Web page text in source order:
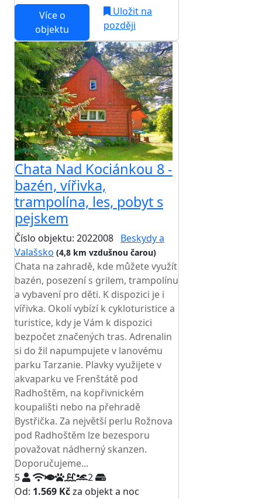
Více o
objektu
Uložit na
později
Chata Nad Kociánkou 8 -
bazén, vířivka,
trampolína, les, pobyt s
pejskem
Číslo objektu: 2022008 Beskydy a
Valašsko (4,8 km vzdušnou čarou)
Chata na zahradě, kde můžete využít
bazén, posezení s grilem, trampolínu
a vybavení pro děti. K dispozici je i
vířivka. Okolí vybízí k cykloturistice a
turistice, kdy je Vám k dispozici
bezpočet značených tras. Adrenalin
si do žil napumpujete v lanovému
parku Tarzanie. Plavky využijete v
akvaparku ve Frenštátě pod
Radhoštěm, na kopřivnickém
koupališti nebo na přehradě
Bystřička. Za největší perlu Rožnova
pod Radhoštěm lze bezesporu
považovat nádherný skanzen.
Doporučujeme...
5
2
Od: 1.569 Kčza objekt a noc